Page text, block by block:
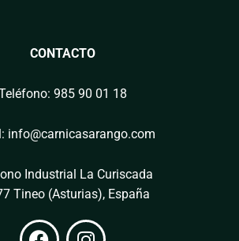
CONTACTO
985 90 01 18
info@carnicasarango.com
Industrial La Curiscada
Tineo (Asturias), España